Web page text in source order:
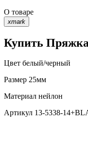
О товаре
xmark
Купить
Цвет белый/черный
Размер 25мм
Материал нейлон
Артикул 13-5338-